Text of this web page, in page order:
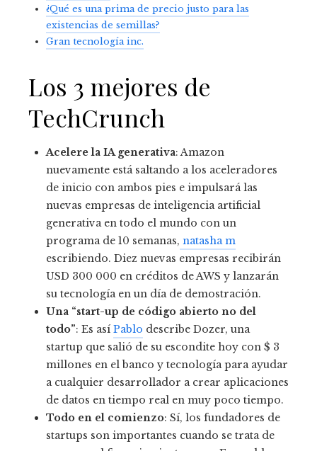
¿Qué es una prima de precio justo para las
existencias de semillas?
Gran tecnología inc.
Los 3 mejores de
TechCrunch
Acelere la IA generativa: Amazon
nuevamente está saltando a los aceleradores
de inicio con ambos pies e impulsará las
nuevas empresas de inteligencia artificial
generativa en todo el mundo con un
programa de 10 semanas, natasha m
escribiendo. Diez nuevas empresas recibirán
USD 300 000 en créditos de AWS y lanzarán
su tecnología en un día de demostración.
Una “start-up de código abierto no del
todo”: Es así Pablo describe Dozer, una
startup que salió de su escondite hoy con $ 3
millones en el banco y tecnología para ayudar
a cualquier desarrollador a crear aplicaciones
de datos en tiempo real en muy poco tiempo.
Todo en el comienzo: Sí, los fundadores de
startups son importantes cuando se trata de